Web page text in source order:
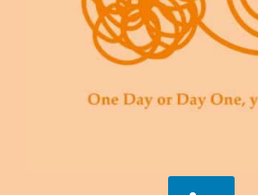
une stratégie gagnante
Réussir le lancement de
commerciale et développer
efficacement son activité